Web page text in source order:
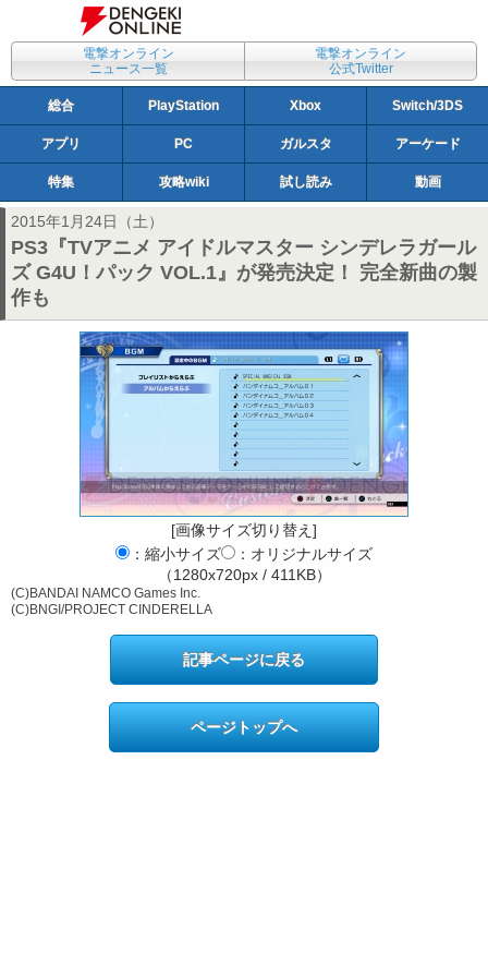
電撃オンライン
ニュース一覧
電撃オンライン
公式Twitter
総合 PlayStation Xbox Switch/3DS
アプリ PC ガルスタ アーケード
特集 攻略wiki 試し読み 動画
2015年1月24日（土）
PS3『TVアニメ アイドルマスター シンデレラガール
ズ G4U！パック VOL.1』が発売決定！ 完全新曲の製
作も
[画像サイズ切り替え]
：縮小サイズ
：オリジナルサイズ
（1280x720px / 411KB）
(C)BANDAI NAMCO Games Inc.
(C)BNGI/PROJECT CINDERELLA
記事ページに戻る
ページトップへ